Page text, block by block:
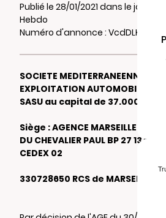
Publié le 28/01/2021 dans le journal
Hebdo
Numéro d'annonce :
SOCIETE MEDITERRANEENNE D
EXPLOITATION AUTOMOBILE
SASU au capital de 37.000 €
Siège : AGENCE MARSEILLE
DU CHEVALIER PAUL BP 27 13471
CEDEX 02
330728650 RCS de MARSEILLE